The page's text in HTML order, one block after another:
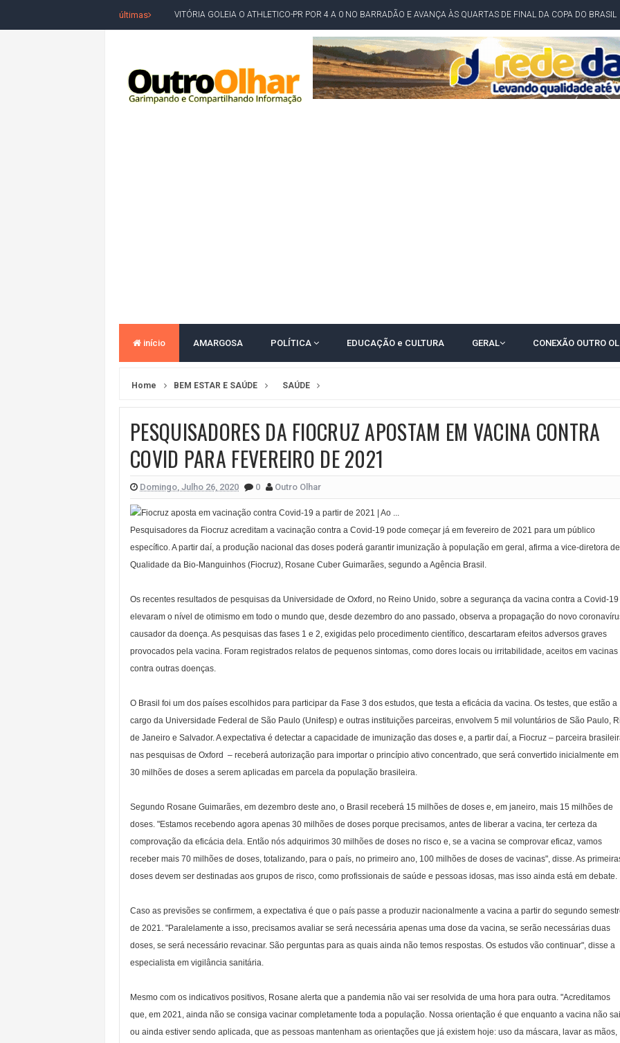
últimas VITÓRIA GOLEIA O ATHLETICO-PR POR 4 A 0 NO BARRADÃO E AVANÇA ÀS QUARTAS DE FINAL DA COPA DO BRASIL
BAHIA TEM PIOR DESEMPENHO DO NORDESTE NO ENSINO MÉDIO E LANTERNA NACIONAL NO ENSINO
MILEI CHAMA LULA DE "LADRÃO E CORRUPTO" E ELEVA TENSÃO DIPLOMÁTICA ENTRE BRASIL E ARGENTINA
ACM NETO LIDERA EM TODOS OS CENÁRIOS DA NOVA PESQUISA PARANÁ PARA O GOVERNO DA BAHIA
LULA E FLÁVIO BOLSONARO EMPATAM TECNICAMENTE NO 2º TURNO, DIZ PESQUISA
BAHIA E CORINTHIANS EMPATAM EM JOGO PEGADO NA ARENA FONTE NOVA
NO CENTRO DE AMARGOSA, JUSTIÇA ELEITORAL REALIZA SIMULAÇÃO DE VOTAÇÃO
início AMARGOSA POLÍTICA EDUCAÇÃO e CULTURA GERAL CONEXÃO OUTRO
Home BEM ESTAR E SAÚDE SAÚDE
PESQUISADORES DA FIOCRUZ APOSTAM EM VACINA CONTRA
COVID PARA FEVEREIRO DE 2021
Domingo, Julho 26, 2020 0 Outro Olhar
Pesquisadores da Fiocruz acreditam a vacinação contra a Covid-19 pode começar já em fevereiro de 2021 para um público
específico. A partir daí, a produção nacional das doses poderá garantir imunização à população em geral, afirma a vice-diretora de
Qualidade da Bio-Manguinhos (Fiocruz), Rosane Cuber Guimarães, segundo a Agência Brasil.
Os recentes resultados de pesquisas da Universidade de Oxford, no Reino Unido, sobre a segurança da vacina contra a Covid-19
elevaram o nível de otimismo em todo o mundo que, desde dezembro do ano passado, observa a propagação do novo
causador da doença. As pesquisas das fases 1 e 2, exigidas pelo procedimento científico, descartaram efeitos adversos graves
provocados pela vacina. Foram registrados relatos de pequenos sintomas, como dores locais ou irritabilidade, aceitos em vacinas
contra outras doenças.
O Brasil foi um dos países escolhidos para participar da Fase 3 dos estudos, que testa a eficácia da vacina. Os testes, que estão a
cargo da Universidade Federal de São Paulo (Unifesp) e outras instituições parceiras, envolvem 5 mil voluntários de São Paulo,
de Janeiro e Salvador. A expectativa é detectar a capacidade de imunização das doses e, a partir daí, a Fiocruz – parceira
nas pesquisas de Oxford – receberá autorização para importar o princípio ativo concentrado, que será convertido inicialmente em
30 milhões de doses a serem aplicadas em parcela da população brasileira.
Segundo Rosane Guimarães, em dezembro deste ano, o Brasil receberá 15 milhões de doses e, em janeiro, mais 15 milhões de
doses. "Estamos recebendo agora apenas 30 milhões de doses porque precisamos, antes de liberar a vacina, ter certeza da
comprovação da eficácia dela. Então nós adquirimos 30 milhões de doses no risco e, se a vacina se comprovar eficaz, vamos
receber mais 70 milhões de doses, totalizando, para o país, no primeiro ano, 100 milhões de doses de vacinas", disse. As
doses devem ser destinadas aos grupos de risco, como profissionais de saúde e pessoas idosas, mas isso ainda está em debate.
Caso as previsões se confirmem, a expectativa é que o país passe a produzir nacionalmente a vacina a partir do segundo
de 2021. "Paralelamente a isso, precisamos avaliar se será necessária apenas uma dose da vacina, se serão necessárias duas
doses, se será necessário revacinar. São perguntas para as quais ainda não temos respostas. Os estudos vão continuar", disse a
especialista em vigilância sanitária.
Mesmo com os indicativos positivos, Rosane alerta que a pandemia não vai ser resolvida de uma hora para outra. "Acreditamos
que, em 2021, ainda não se consiga vacinar completamente toda a população. Nossa orientação é que enquanto a vacina não
ou ainda estiver sendo aplicada, que as pessoas mantenham as orientações que já existem hoje: uso da máscara, lavar as mãos,